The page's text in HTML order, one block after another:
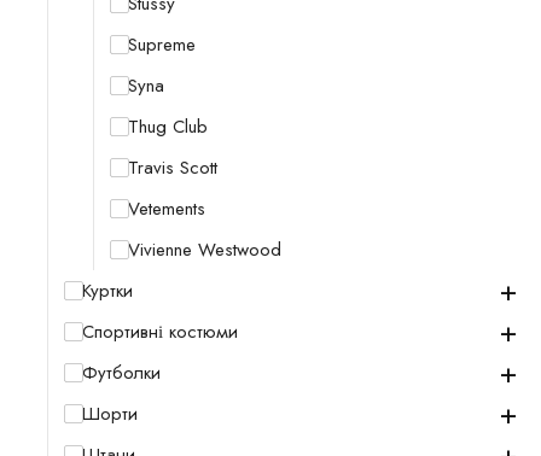
Supreme
Syna
Thug Club
Travis Scott
Vetements
Vivienne Westwood
Куртки
+
Спортивні костюми +
Футболки +
Шорти +